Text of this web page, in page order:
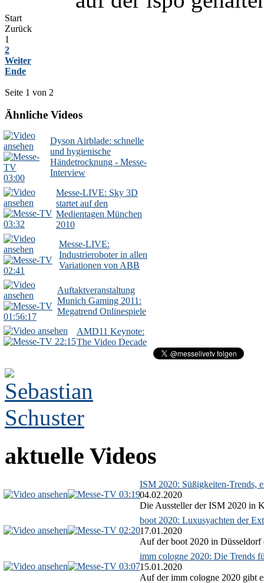
Start
Zurück
1
2
Weiter
Ende
Seite 1 von 2
Ähnliche Videos
03:00
Dyson Airblade: schnelle
und hygienische
Händetrocknung - Messe-
Interview
03:32
Messe-LIVE: Sky 3D
startet auf den
Medientagen München
2010
02:41
Messe-LIVE:
Industrieroboter in allen
Variationen von ABB
01:56:17
Auftaktveranstaltung
Munich Gaming 2011:
Megatrend Onlinespiele
22:15
AMD11 Keynote:
The Video Decade
aktuelle Videos
03:19
ISM 2020: Süßigkeiten-Trends,
04.02.2020
Die Aussteller der ISM 2020 in
02:20
boot 2020: Luxusyachten der
17.01.2020
Auf der boot 2020 in Düsseldorf
03:07
imm cologne 2020: Die Trends
15.01.2020
Auf der imm cologne 2020 gibt